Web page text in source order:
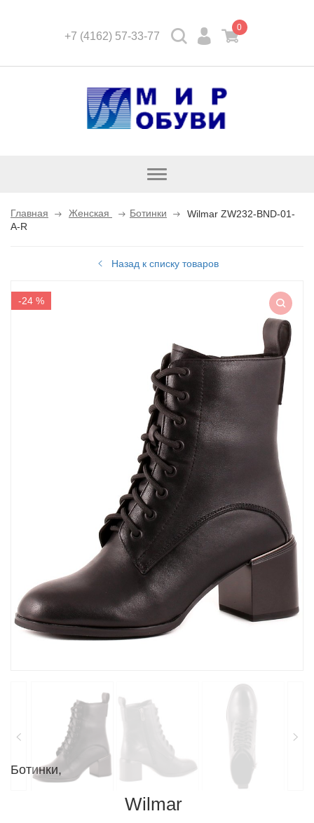
+7 (4162) 57-33-77
0
Открыть
Главная Женская Ботинки
Wilmar ZW232-BND-01-
A-R
Назад к списку товаров
Ботинки,
Wilmar